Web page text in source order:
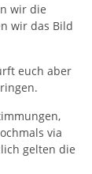
wir die
wir das Bild
euch aber
via
gelten die